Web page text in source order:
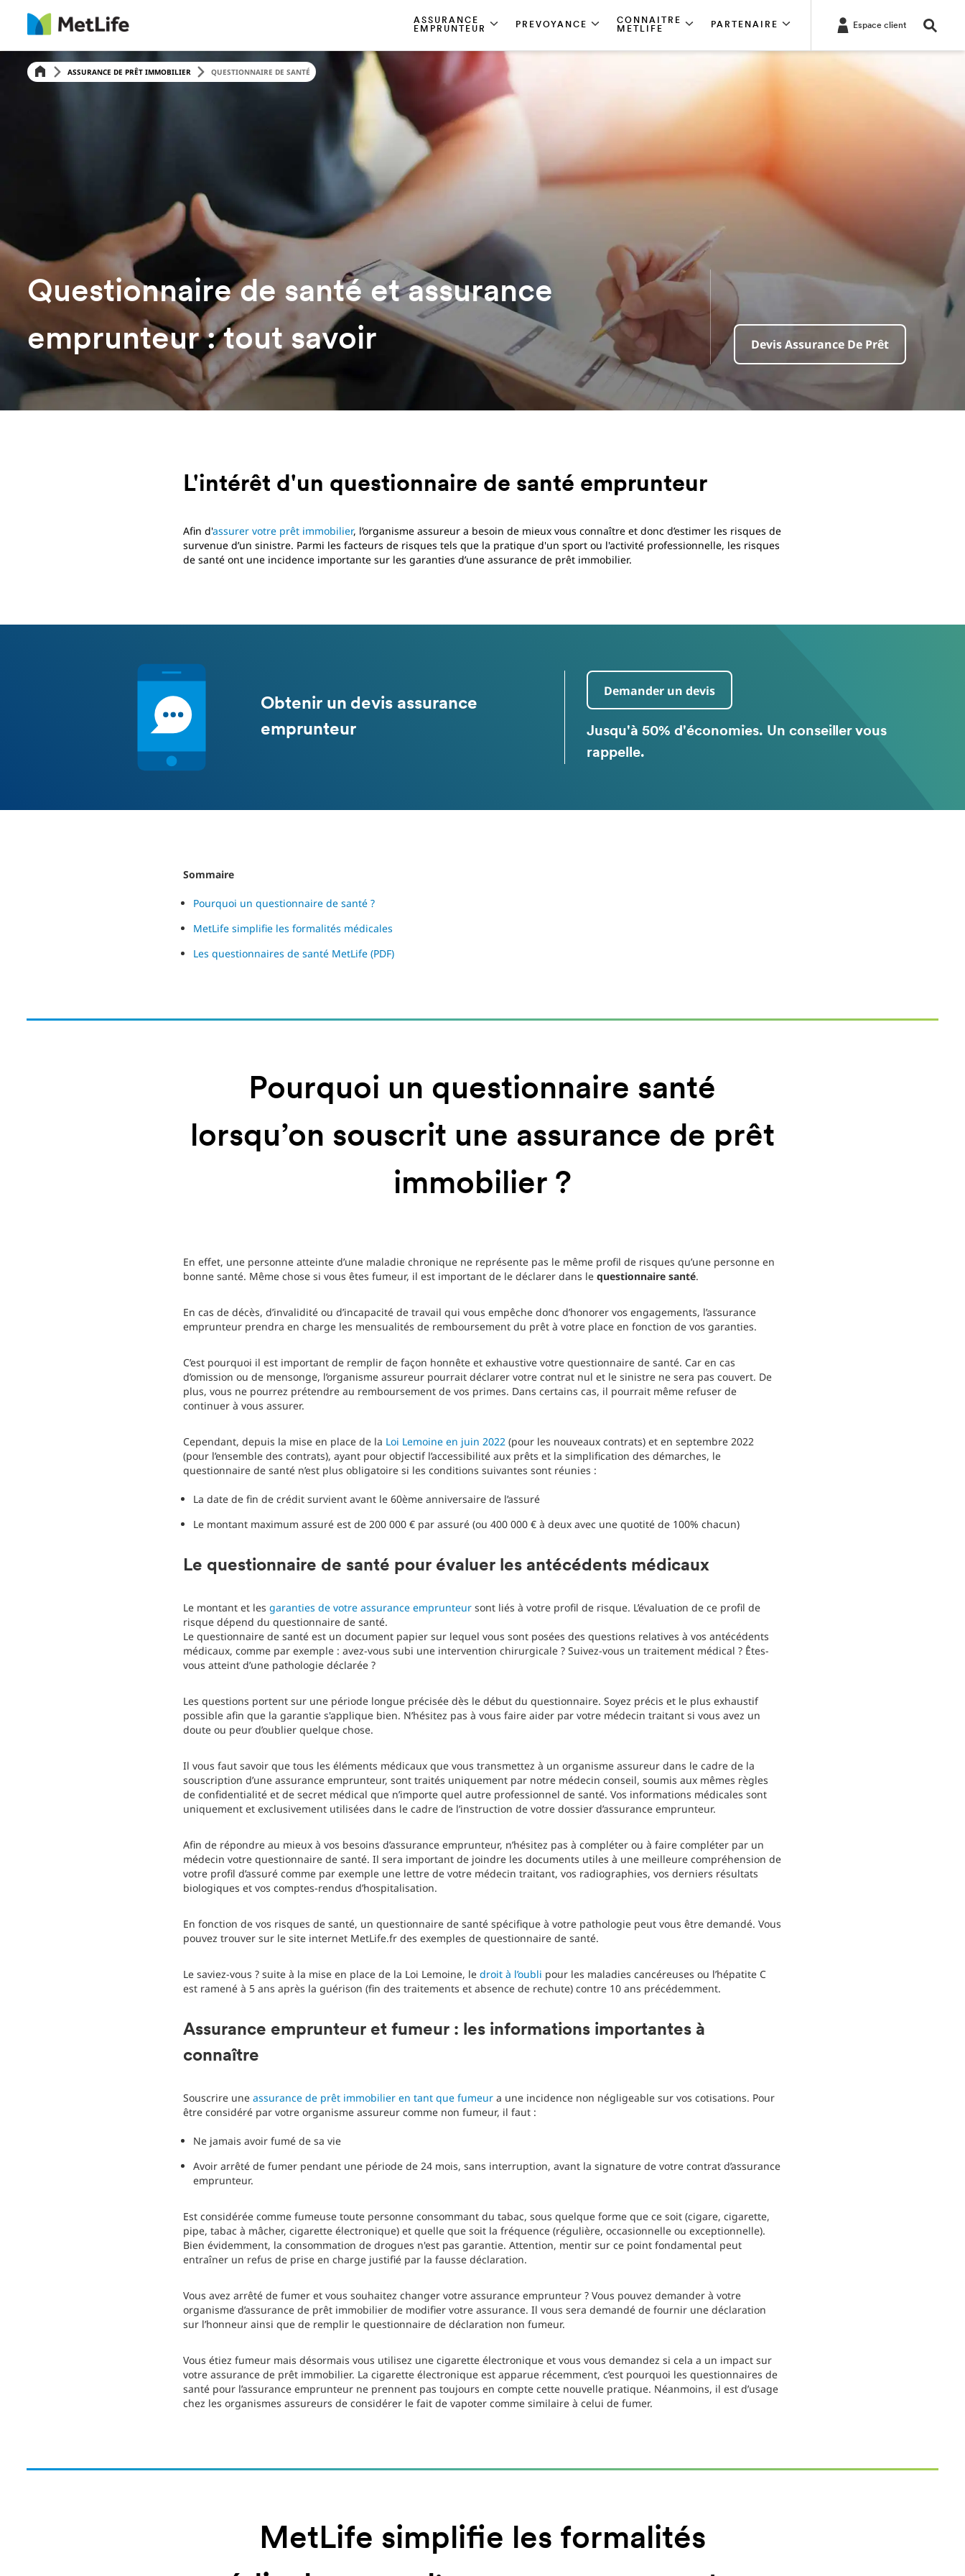
ASSURANCE
EMPRUNTEUR
PREVOYANCE
CONNAITRE
METLIFE
PARTENAIRE Espace client
ASSURANCE DE PRÊT IMMOBILIER QUESTIONNAIRE DE SANTÉ
Questionnaire de santé et assurance
emprunteur : tout savoir
Devis Assurance De Prêt
L'intérêt d'un questionnaire de santé emprunteur
Afin d'assurer votre prêt immobilier, l’organisme assureur a besoin de mieux vous connaître et donc d’estimer les risques de
survenue d’un sinistre. Parmi les facteurs de risques tels que la pratique d'un sport ou l'activité professionnelle, les risques
de santé ont une incidence importante sur les garanties d’une assurance de prêt immobilier.
Obtenir un devis assurance
emprunteur
Demander un devis
Jusqu'à 50% d'économies. Un conseiller vous
rappelle.
Sommaire
Pourquoi un questionnaire de santé ?
MetLife simplifie les formalités médicales
Les questionnaires de santé MetLife (PDF)
Pourquoi un questionnaire santé
lorsqu’on souscrit une assurance de prêt
immobilier ?
En effet, une personne atteinte d’une maladie chronique ne représente pas le même profil de risques qu’une personne en
bonne santé. Même chose si vous êtes fumeur, il est important de le déclarer dans le questionnaire santé.
En cas de décès, d’invalidité ou d’incapacité de travail qui vous empêche donc d’honorer vos engagements, l’assurance
emprunteur prendra en charge les mensualités de remboursement du prêt à votre place en fonction de vos garanties.
C’est pourquoi il est important de remplir de façon honnête et exhaustive votre questionnaire de santé. Car en cas
d’omission ou de mensonge, l’organisme assureur pourrait déclarer votre contrat nul et le sinistre ne sera pas couvert. De
plus, vous ne pourrez prétendre au remboursement de vos primes. Dans certains cas, il pourrait même refuser de
continuer à vous assurer.
Cependant, depuis la mise en place de la Loi Lemoine en juin 2022(pour les nouveaux contrats) et en septembre 2022
(pour l’ensemble des contrats), ayant pour objectif l’accessibilité aux prêts et la simplification des démarches, le
questionnaire de santé n’est plus obligatoire si les conditions suivantes sont réunies :
La date de fin de crédit survient avant le 60ème anniversaire de l’assuré
Le montant maximum assuré est de 200 000 € par assuré (ou 400 000 € à deux avec une quotité de 100% chacun)
Le questionnaire de santé pour évaluer les antécédents médicaux
Le montant et les garanties de votre assurance emprunteursont liés à votre profil de risque. L’évaluation de ce profil de
risque dépend du questionnaire de santé.
Le questionnaire de santé est un document papier sur lequel vous sont posées des questions relatives à vos antécédents
médicaux, comme par exemple : avez-vous subi une intervention chirurgicale ? Suivez-vous un traitement médical ? Êtes-
vous atteint d’une pathologie déclarée ?
Les questions portent sur une période longue précisée dès le début du questionnaire. Soyez précis et le plus exhaustif
possible afin que la garantie s'applique bien. N’hésitez pas à vous faire aider par votre médecin traitant si vous avez un
doute ou peur d’oublier quelque chose.
Il vous faut savoir que tous les éléments médicaux que vous transmettez à un organisme assureur dans le cadre de la
souscription d’une assurance emprunteur, sont traités uniquement par notre médecin conseil, soumis aux mêmes règles
de confidentialité et de secret médical que n’importe quel autre professionnel de santé. Vos informations médicales sont
uniquement et exclusivement utilisées dans le cadre de l’instruction de votre dossier d’assurance emprunteur.
Afin de répondre au mieux à vos besoins d’assurance emprunteur, n’hésitez pas à compléter ou à faire compléter par un
médecin votre questionnaire de santé. Il sera important de joindre les documents utiles à une meilleure compréhension de
votre profil d’assuré comme par exemple une lettre de votre médecin traitant, vos radiographies, vos derniers résultats
biologiques et vos comptes-rendus d’hospitalisation.
En fonction de vos risques de santé, un questionnaire de santé spécifique à votre pathologie peut vous être demandé. Vous
pouvez trouver sur le site internet MetLife.fr des exemples de questionnaire de santé.
Le saviez-vous ? suite à la mise en place de la Loi Lemoine, le droit à l’oubli pour les maladies cancéreuses ou l’hépatite C
est ramené à 5 ans après la guérison (fin des traitements et absence de rechute) contre 10 ans précédemment.
Assurance emprunteur et fumeur : les informations importantes à
connaître
Souscrire une assurance de prêt immobilier en tant que fumeura une incidence non négligeable sur vos cotisations. Pour
être considéré par votre organisme assureur comme non fumeur, il faut :
Ne jamais avoir fumé de sa vie
Avoir arrêté de fumer pendant une période de 24 mois, sans interruption, avant la signature de votre contrat d’assurance
emprunteur.
Est considérée comme fumeuse toute personne consommant du tabac, sous quelque forme que ce soit (cigare, cigarette,
pipe, tabac à mâcher, cigarette électronique) et quelle que soit la fréquence (régulière, occasionnelle ou exceptionnelle).
Bien évidemment, la consommation de drogues n'est pas garantie. Attention, mentir sur ce point fondamental peut
entraîner un refus de prise en charge justifié par la fausse déclaration.
Vous avez arrêté de fumer et vous souhaitez changer votre assurance emprunteur ? Vous pouvez demander à votre
organisme d’assurance de prêt immobilier de modifier votre assurance. Il vous sera demandé de fournir une déclaration
sur l’honneur ainsi que de remplir le questionnaire de déclaration non fumeur.
Vous étiez fumeur mais désormais vous utilisez une cigarette électronique et vous vous demandez si cela a un impact sur
votre assurance de prêt immobilier. La cigarette électronique est apparue récemment, c’est pourquoi les questionnaires de
santé pour l’assurance emprunteur ne prennent pas toujours en compte cette nouvelle pratique. Néanmoins, il est d’usage
chez les organismes assureurs de considérer le fait de vapoter comme similaire à celui de fumer.
MetLife simplifie les formalités